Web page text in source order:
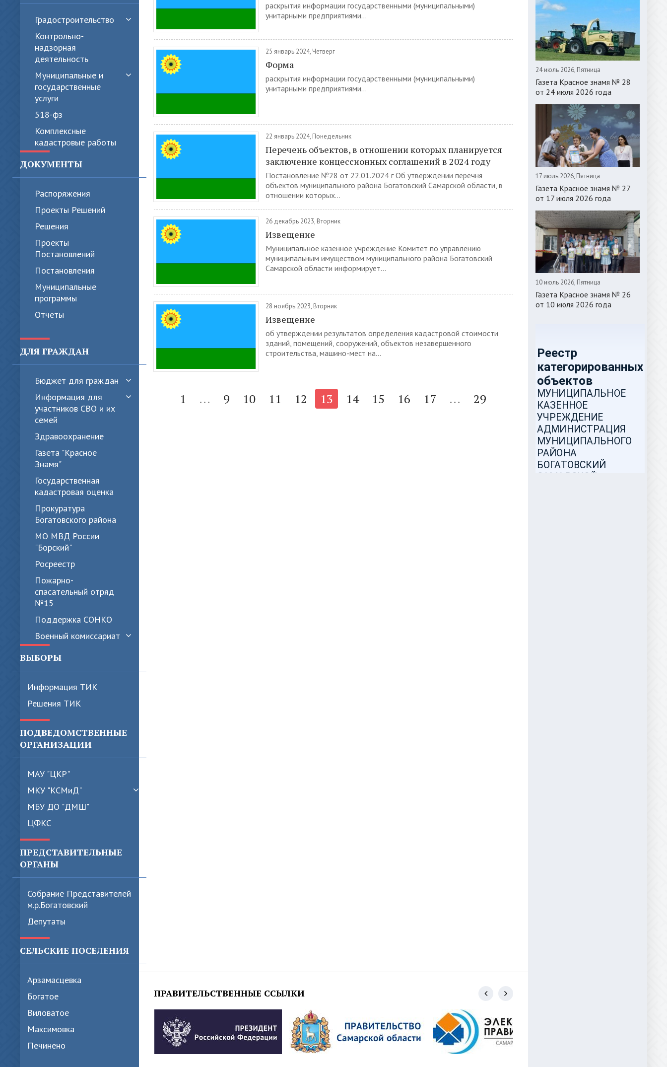
Градостроительство
Контрольно-
надзорная
деятельность
Муниципальные и
государственные
услуги
518-фз
Комплексные
кадастровые работы
ДОКУМЕНТЫ
Распоряжения
Проекты Решений
Решения
Проекты
Постановлений
Постановления
Муниципальные
программы
Отчеты
ДЛЯ ГРАЖДАН
Бюджет для граждан
Информация для
участников СВО и их
семей
Здравоохранение
Газета "Красное
Знамя"
Государственная
кадастровая оценка
Прокуратура
Богатовского района
МО МВД России
"Борский"
Росреестр
Пожарно-
спасательный отряд
№15
Поддержка СОНКО
Военный комиссариат
ВЫБОРЫ
Информация ТИК
Решения ТИК
ПОДВЕДОМСТВЕННЫЕ
ОРГАНИЗАЦИИ
МАУ "ЦКР"
МКУ "КСМиД"
МБУ ДО "ДМШ"
ЦФКС
ПРЕДСТАВИТЕЛЬНЫЕ
ОРГАНЫ
Собрание Представителей
м.р.Богатовский
Депутаты
СЕЛЬСКИЕ ПОСЕЛЕНИЯ
Арзамасцевка
Богатое
Виловатое
Максимовка
Печинено
раскрытия информации государственными (муниципальными)
унитарными предприятиями...
25 январь 2024, Четверг
Форма
раскрытия информации государственными (муниципальными)
унитарными предприятиями...
22 январь 2024, Понедельник
Перечень объектов, в отношении которых планируется
заключение концессионных соглашений в 2024 году
Постановление №28 от 22.01.2024 г Об утверждении перечня
объектов муниципального района Богатовский Самарской области, в
отношении которых...
26 декабрь 2023, Вторник
Извещение
Муниципальное казенное учреждение Комитет по управлению
муниципальным имуществом муниципального района Богатовский
Самарской области информирует...
28 ноябрь 2023, Вторник
Извещение
об утверждении результатов определения кадастровой стоимости
зданий, помещений, сооружений, объектов незавершенного
строительства, машино-мест на...
1 ... 9 10 11 12 13 14 15 16 17 ... 29
ПРАВИТЕЛЬСТВЕННЫЕ ССЫЛКИ
24 июль 2026, Пятница
Газета Красное знамя № 28
от 24 июля 2026 года
17 июль 2026, Пятница
Газета Красное знамя № 27
от 17 июля 2026 года
10 июль 2026, Пятница
Газета Красное знамя № 26
от 10 июля 2026 года